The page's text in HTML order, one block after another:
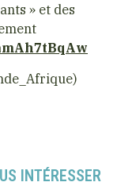
» et des
INTÉRESSER